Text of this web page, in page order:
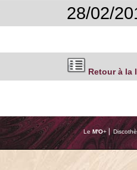
28/02/
Retour à la
Le M'O+ ⎢